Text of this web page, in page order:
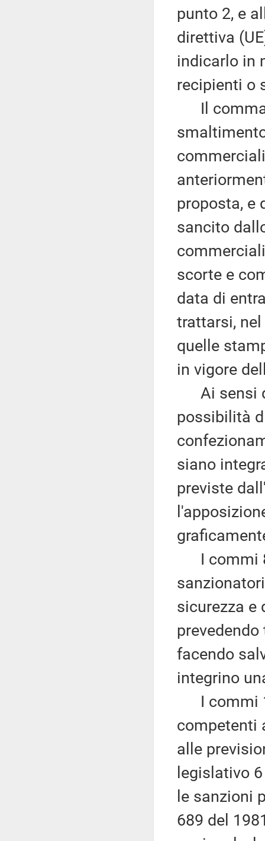
punto 2, e
direttiva
indicarlo in
recipienti o
Il comma
proposta, e
sancito
scorte e
data di
trattarsi,
quelle
in vigore
Ai sensi
possibilità
siano
previste
I commi
sicurezza e
facendo
integrino
I commi
competenti
alle
legislativo
le sanzioni
689 del